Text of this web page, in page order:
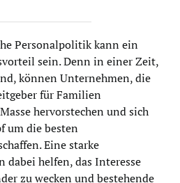
Personalpolitik kann ein
sein. Denn in einer Zeit,
können Unternehmen, die
für Familien
hervorstechen und sich
um die besten
Eine starke
dabei helfen, das Interesse
zu wecken und bestehende